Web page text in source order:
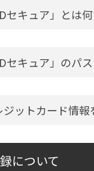
セキュア」とは
セキュア」のパ
ジットカード情報
について